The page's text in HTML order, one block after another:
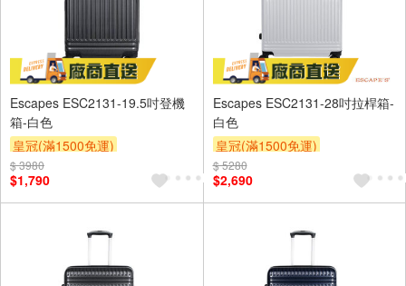
Escapes ESC2131-19.5吋登機
箱-白色
皇冠(滿1500免運)
$ 3980
$1,790
Escapes ESC2131-28吋拉桿箱-
白色
皇冠(滿1500免運)
$ 5280
$2,690